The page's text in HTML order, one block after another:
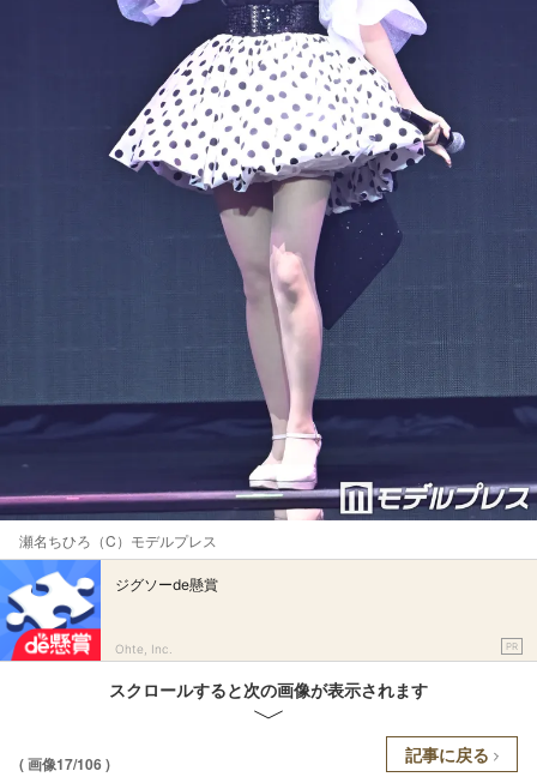
瀬名ちひろ（C）モデルプレス
ジグソーde懸賞
Ohte, Inc. PR
スクロールすると次の画像が表示されます
( 画像17/106 ) 記事に戻る